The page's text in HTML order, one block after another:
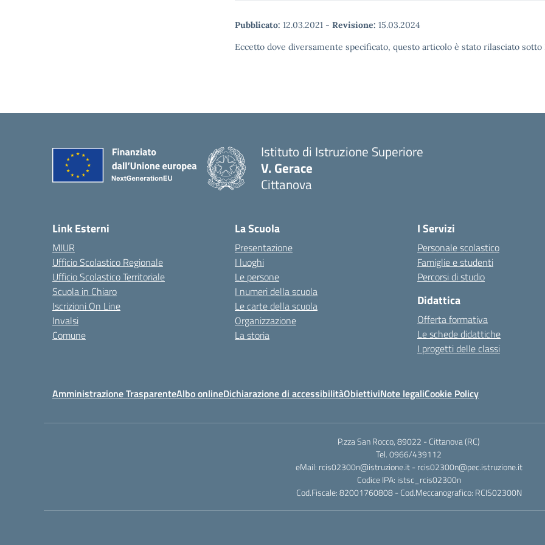
Pubblicato: 12.03.2021 - Revisione: 15.03.2024
Eccetto dove diversamente specificato, questo articolo è stato rilasciato
Istituto di Istruzione Superiore
V. Gerace
Cittanova
Link Esterni
MIUR
Ufficio Scolastico Regionale
Ufficio Scolastico Territoriale
Scuola in Chiaro
Iscrizioni On Line
Invalsi
Comune
La Scuola
Presentazione
I luoghi
Le persone
I numeri della scuola
Le carte della scuola
Organizzazione
La storia
I Servizi
Personale scolastico
Famiglie e studenti
Percorsi di studio
Didattica
Offerta formativa
Le schede didattiche
I progetti delle classi
Amministrazione TrasparenteAlbo onlineDichiarazione di accessibilitàObiettiviNote legaliCookie Policy
P.zza San Rocco, 89022 - Cittanova (RC)
Tel. 0966/439112
eMail: rcis02300n@istruzione.it - rcis02300n@pec.istruzione.it
Codice IPA: istsc_rcis02300n
Cod.Fiscale: 82001760808 - Cod.Meccanografico: RCIS02300N